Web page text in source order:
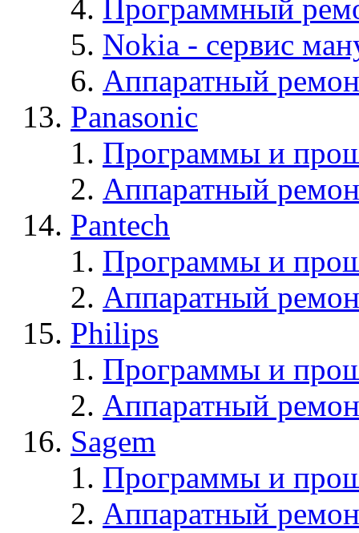
Программный
Nokia - cервис
Аппаратный
Panasonic
Программы и
Аппаратный
Pantech
Программы и
Аппаратный
Philips
Программы и
Аппаратный
Sagem
Программы и
Аппаратный